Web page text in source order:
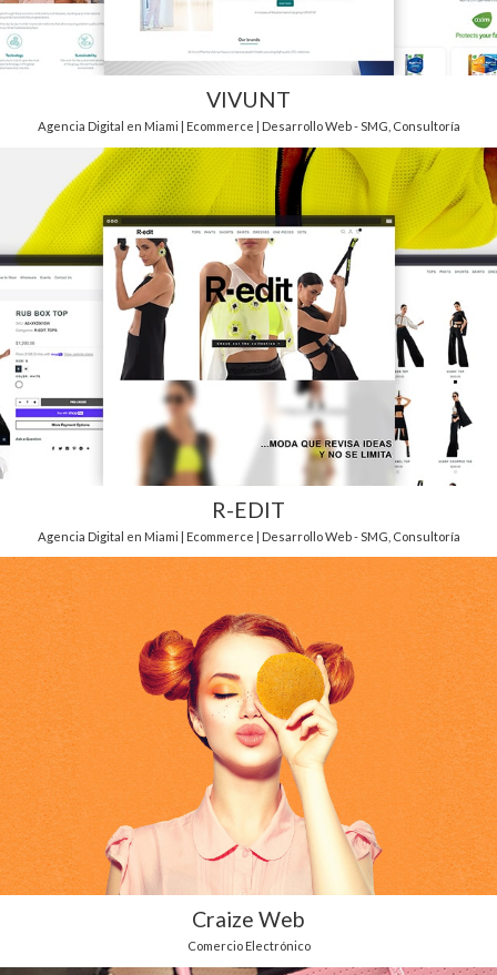
VIVUNT
Agencia Digital en Miami | Ecommerce | Desarrollo Web - SMG Consultoría
R-EDIT
Agencia Digital en Miami | Ecommerce | Desarrollo Web - SMG Consultoría
Craize Web
Comercio Electrónico